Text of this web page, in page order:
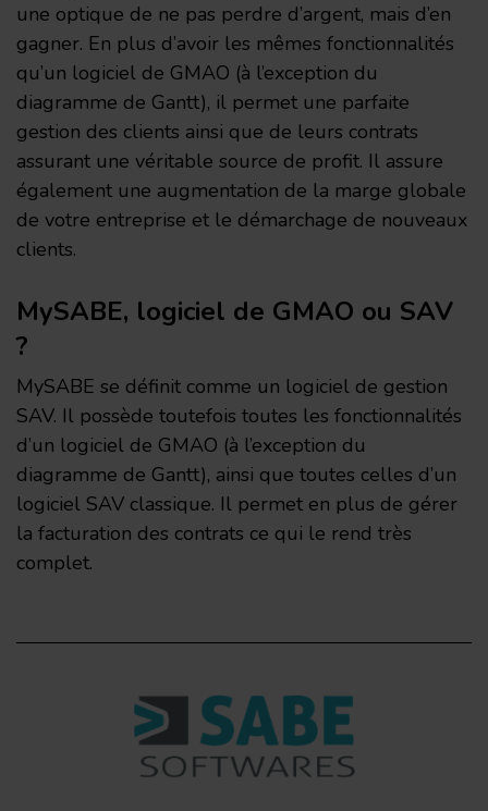
une optique de ne pas perdre d’argent, mais d’en
gagner. En plus d’avoir les mêmes fonctionnalités
qu’un logiciel de GMAO (à l’exception du
diagramme de Gantt), il permet une parfaite
gestion des clients ainsi que de leurs contrats
assurant une véritable source de profit. Il assure
également une augmentation de la marge globale
de votre entreprise et le démarchage de nouveaux
clients.
MySABE, logiciel de GMAO ou SAV
?
MySABE se définit comme un logiciel de gestion
SAV. Il possède toutefois toutes les fonctionnalités
d’un logiciel de GMAO (à l’exception du
diagramme de Gantt), ainsi que toutes celles d’un
logiciel SAV classique. Il permet en plus de gérer
la facturation des contrats ce qui le rend très
complet.